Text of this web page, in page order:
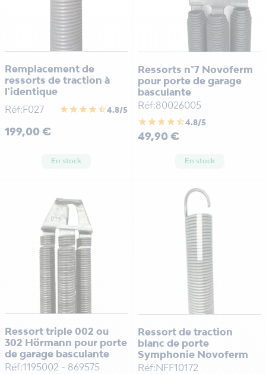
Remplacement de
ressorts de traction à
l'identique
Réf:F027
star star star star star_half4.8/5
Prix
199,00 €
En stock
Ressorts n°7 Novoferm
pour porte de garage
basculante
Réf:80026005
star star star star star_half4.8/5
Prix
49,90 €
En stock
Ressort triple 002 ou
302 Hörmann pour porte
de garage basculante
Réf:1195002 - 869575
Ressort de traction
blanc de porte
Symphonie Novoferm
Réf:NFF10172